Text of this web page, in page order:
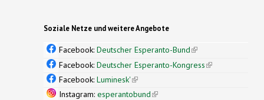
Soziale Netze und weitere Angebote
Facebook: Deutscher Esperanto-Bund(link is
external)
Facebook: Deutscher Esperanto-Kongress(link is
Facebook: Luminesk'(link is external)
Instagram: esperantobund(link is external)